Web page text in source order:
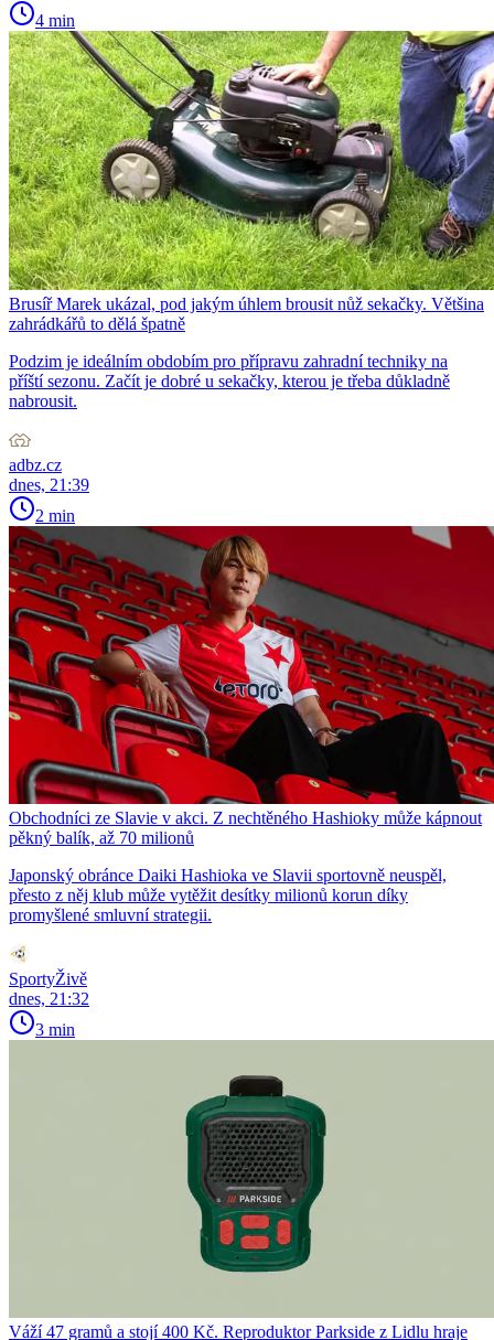
4 min
Brusíř Marek ukázal, pod jakým úhlem brousit nůž sekačky. Většina
zahrádkářů to dělá špatně
Podzim je ideálním obdobím pro přípravu zahradní techniky na
příští sezonu. Začít je dobré u sekačky, kterou je třeba důkladně
nabrousit.
adbz.cz
dnes, 21:39
2 min
Obchodníci ze Slavie v akci. Z nechtěného Hashioky může kápnout
pěkný balík, až 70 milionů
Japonský obránce Daiki Hashioka ve Slavii sportovně neuspěl,
přesto z něj klub může vytěžit desítky milionů korun díky
promyšlené smluvní strategii.
SportyŽivě
dnes, 21:32
3 min
Váží 47 gramů a stojí 400 Kč. Reproduktor Parkside z Lidlu hraje